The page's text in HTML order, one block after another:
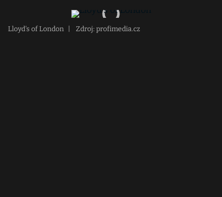
Lloyd's of London Zdroj: profimedia.cz